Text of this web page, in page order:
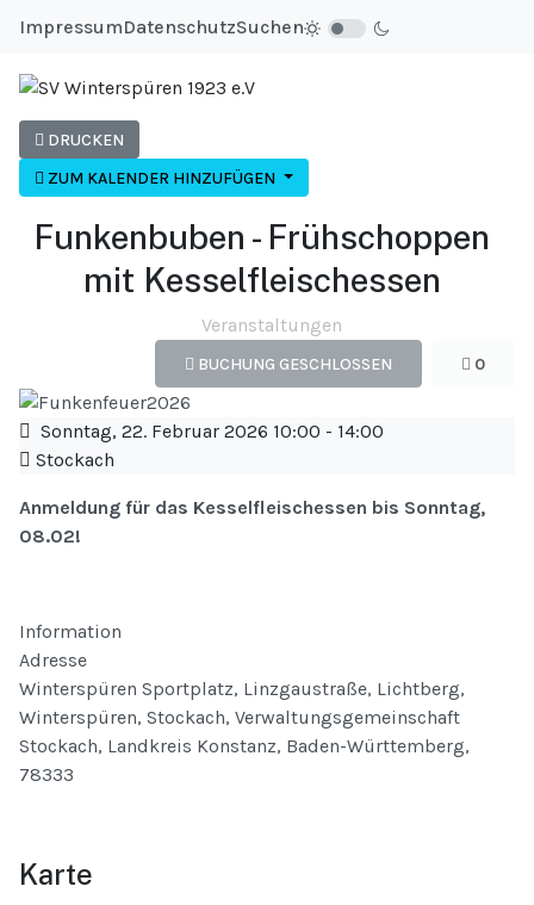
ImpressumDatenschutzSuchen
DRUCKEN
ZUM KALENDER HINZUFÜGEN
Funkenbuben - Frühschoppen
mit Kesselfleischessen
Veranstaltungen
BUCHUNG GESCHLOSSEN 0
Sonntag, 22. Februar 2026 10:00 - 14:00
Stockach
Anmeldung für das Kesselfleischessen bis Sonntag,
08.02!
Information
Adresse
Winterspüren Sportplatz, Linzgaustraße, Lichtberg,
Winterspüren, Stockach, Verwaltungsgemeinschaft
Stockach, Landkreis Konstanz, Baden-Württemberg,
78333
Karte